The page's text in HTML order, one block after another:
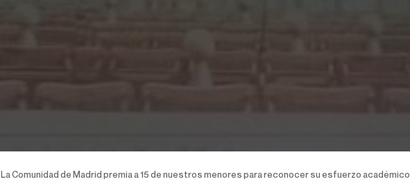
La Comunidad de Madrid premia a 15 de nuestros menores para reconocer su esfuerzo académico.